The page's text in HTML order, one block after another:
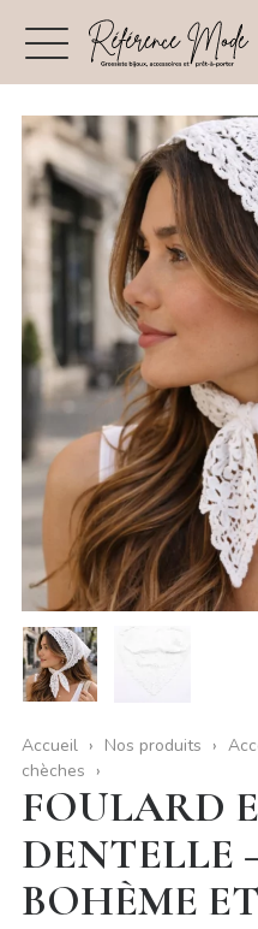
Accueil Nos produits
chèches
FOULARD
DENTELLE
BOHÈME